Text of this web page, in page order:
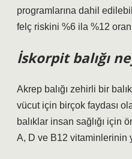
programlarına dahil
felç riskini %6 ila %12
İskorpit balığı
Akrep balığı zehirli bir
vücut için birçok faydası
balıklar insan sağlığı için
A, D ve B12 vitaminlerinin